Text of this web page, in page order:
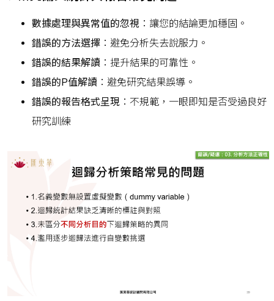
數據處理與異常值的忽視 ：讓您的結論更加穩固。
錯誤的方法選擇 ：避免分析失去說服力。
錯誤的結果解讀 ：提升結果的可靠性。
錯誤的P值解讀 ：避免研究結果誤導。
錯誤的報告格式呈現 ：不規範，一眼即知是否受過良好
研究訓練